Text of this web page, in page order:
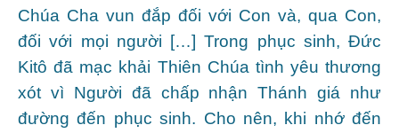
Chúa Cha vun đắp đối với Con và, qua Con,
đối với mọi người […] Trong phục sinh, Đức
Kitô đã mạc khải Thiên Chúa tình yêu thương
xót vì Người đã chấp nhận Thánh giá như
đường đến phục sinh. Cho nên, khi nhớ đến